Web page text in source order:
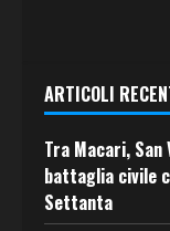
ARTICOLI
Tra Macari,
battaglia civile
Settanta